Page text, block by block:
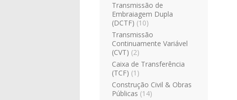
Transmissão de
Embraiagem Dupla
(DCTF) (10)
Transmissão
Continuamente Variável
(CVT) (2)
Caixa de Transferência
(TCF) (1)
Construção Civil & Obras
Públicas (14)